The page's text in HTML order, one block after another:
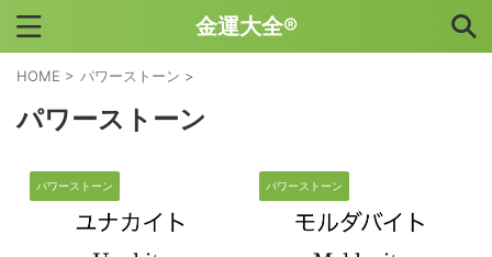
金運大全®
HOME > パワーストーン >
パワーストーン
パワーストーン パワーストーン